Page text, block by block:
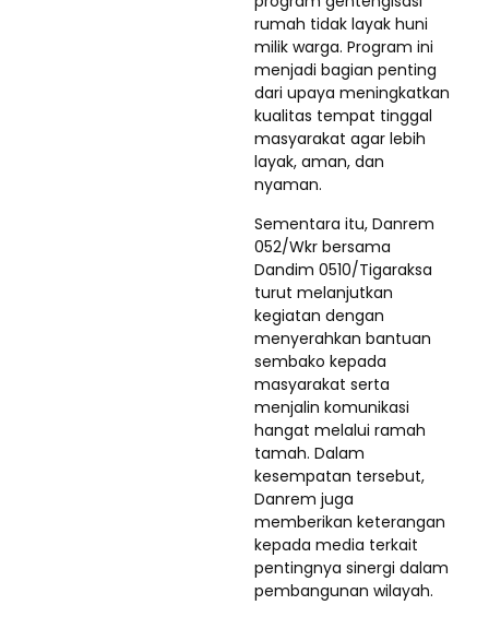
rumah tidak layak huni
milik warga. Program ini
menjadi bagian penting
dari upaya meningkatkan
kualitas tempat tinggal
masyarakat agar lebih
layak, aman, dan
nyaman.
Sementara itu, Danrem
052/Wkr bersama
Dandim 0510/Tigaraksa
turut melanjutkan
kegiatan dengan
menyerahkan bantuan
sembako kepada
masyarakat serta
menjalin komunikasi
hangat melalui ramah
tamah. Dalam
kesempatan tersebut,
Danrem juga
memberikan keterangan
kepada media terkait
pentingnya sinergi dalam
pembangunan wilayah.